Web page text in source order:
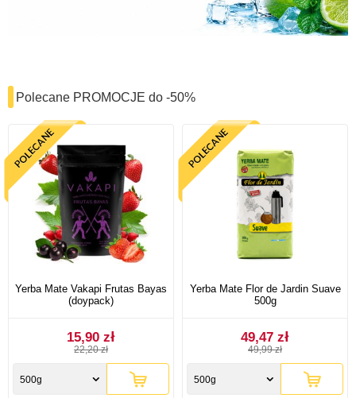
Polecane PROMOCJE do -50%
Yerba Mate Vakapi Frutas Bayas
(doypack)
15,90 zł
22,20 zł
500g
Yerba Mate Flor de Jardin Suave
500g
49,47 zł
49,99 zł
500g